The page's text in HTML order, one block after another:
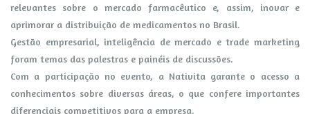
relevantes sobre o mercado farmacêutico e, assim, inovar e
aprimorar a distribuição de medicamentos no Brasil.
Gestão empresarial, inteligência de mercado e trade marketing
foram temas das palestras e painéis de discussões.
Com a participação no evento, a Nativita garante o acesso a
conhecimentos sobre diversas áreas, o que confere importantes
diferenciais competitivos para a empresa.